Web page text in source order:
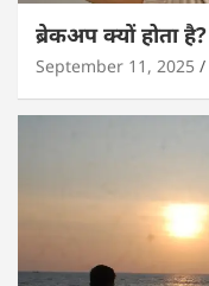
ब्रेकअप क्यों होता है?
September 11, 2025